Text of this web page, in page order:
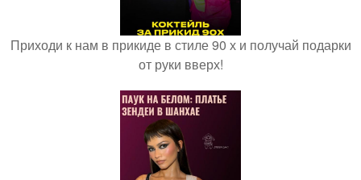
Приходи к нам в прикиде в стиле 90 х и получай подарки
от руки вверх!